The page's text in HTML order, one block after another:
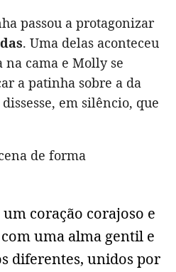
passou a protagonizar
. Uma delas aconteceu
na cama e Molly se
a patinha sobre a da
em silêncio, que
de forma
coração corajoso e
uma alma gentil e
diferentes, unidos por